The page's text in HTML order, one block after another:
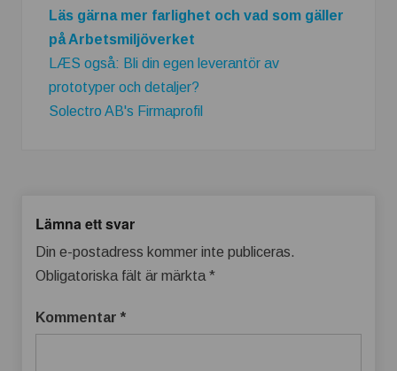
Läs gärna mer farlighet och vad som gäller
på Arbetsmiljöverket
LÆS også: Bli din egen leverantör av
prototyper och detaljer?
Solectro AB's Firmaprofil
Lämna ett svar
Din e-postadress kommer inte publiceras.
Obligatoriska fält är märkta *
Kommentar *